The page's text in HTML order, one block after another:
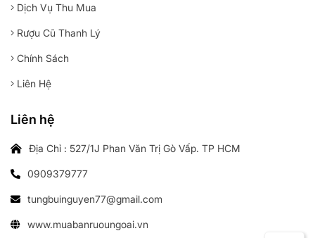
Dịch Vụ Thu Mua
Rượu Cũ Thanh Lý
Chính Sách
Liên Hệ
Liên hệ
Địa Chỉ : 527/1J Phan Văn Trị Gò Vấp. TP HCM
0909379777
tungbuinguyen77@gmail.com
www.muabanruoungoai.vn